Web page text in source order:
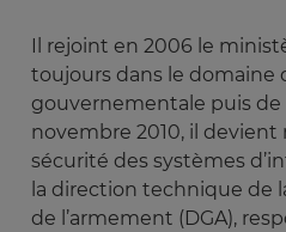
Il rejoint en 2006 le
toujours dans le domaine
gouvernementale puis de
novembre 2010, il devient
sécurité des systèmes
la direction technique de
de l’armement (DGA),